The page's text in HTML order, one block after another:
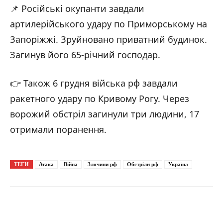
📌 Російські окупанти завдали
артилерійського удару по Приморському на
Запоріжжі. Зруйновано приватний будинок.
Загинув його 65-річний господар.
👉 Також 6 грудня війська рф завдали
ракетного удару по Кривому Рогу. Через
ворожий обстріл загинули три людини, 17
отримали поранення.
ТЕГИ Атака Війна Злочини рф Обстріли рф Україна